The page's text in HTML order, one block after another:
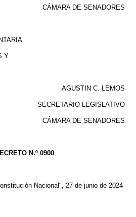
CÁMARA DE SENADORES
Y
AGUSTIN C. LEMOS
SECRETARIO LEGISLATIVO
CÁMARA DE SENADORES
N.º 0900
Nacional", 27 de junio de 2024